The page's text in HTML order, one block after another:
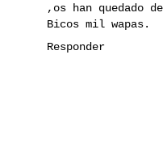
,os han quedado
Bicos mil wapas.
Responder